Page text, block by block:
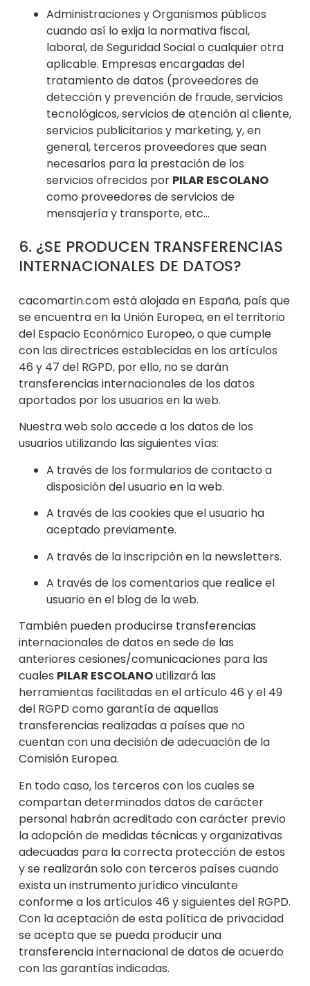
Administraciones y Organismos públicos
cuando así lo exija la normativa fiscal,
laboral, de Seguridad Social o cualquier otra
aplicable. Empresas encargadas del
tratamiento de datos (proveedores de
detección y prevención de fraude, servicios
tecnológicos, servicios de atención al cliente,
servicios publicitarios y marketing, y, en
general, terceros proveedores que sean
necesarios para la prestación de los
servicios ofrecidos por PILAR ESCOLANO
como proveedores de servicios de
mensajería y transporte, etc…
6. ¿SE PRODUCEN TRANSFERENCIAS
INTERNACIONALES DE DATOS?
cacomartin.com está alojada en España, país que
se encuentra en la Unión Europea, en el territorio
del Espacio Económico Europeo, o que cumple
con las directrices establecidas en los artículos
46 y 47 del RGPD, por ello, no se darán
transferencias internacionales de los datos
aportados por los usuarios en la web.
Nuestra web solo accede a los datos de los
usuarios utilizando las siguientes vías:
A través de los formularios de contacto a
disposición del usuario en la web.
A través de las cookies que el usuario ha
aceptado previamente.
A través de la inscripción en la newsletters.
A través de los comentarios que realice el
usuario en el blog de la web.
También pueden producirse transferencias
internacionales de datos en sede de las
anteriores cesiones/comunicaciones para las
cuales PILAR ESCOLANOutilizará las
herramientas facilitadas en el artículo 46 y el 49
del RGPD como garantía de aquellas
transferencias realizadas a países que no
cuentan con una decisión de adecuación de la
Comisión Europea.
En todo caso, los terceros con los cuales se
compartan determinados datos de carácter
personal habrán acreditado con carácter previo
la adopción de medidas técnicas y organizativas
adecuadas para la correcta protección de estos
y se realizarán solo con terceros países cuando
exista un instrumento jurídico vinculante
conforme a los artículos 46 y siguientes del RGPD.
Con la aceptación de esta política de privacidad
se acepta que se pueda producir una
transferencia internacional de datos de acuerdo
con las garantías indicadas.